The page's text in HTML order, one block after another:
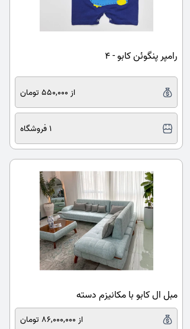
رامپر پنگوئن کابو - ۴
از 550,000 تومان
1 فروشگاه
مبل ال کابو با مکانیزم دسته
از 86,000,000 تومان